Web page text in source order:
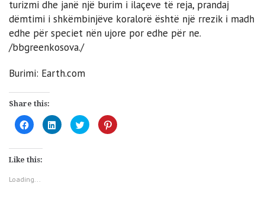
turizmi dhe janë një burim i ilaçeve të reja, prandaj
dëmtimi i shkëmbinjëve koralorë është një rrezik i madh
edhe për speciet nën ujore por edhe për ne.
/bbgreenkosova./
Burimi: Earth.com
Share this:
Click
to
share
Facebook
(Opens
in
window)
Click
to
share
Click
to
share
Click
to
Like this:
Loading...